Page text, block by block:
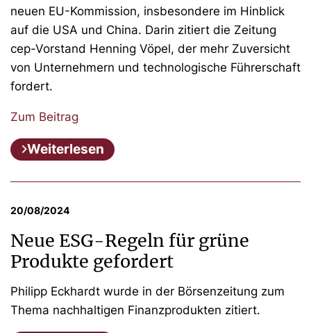
neuen EU-Kommission, insbesondere im Hinblick
auf die USA und China. Darin zitiert die Zeitung
cep-Vorstand Henning Vöpel, der mehr Zuversicht
von Unternehmern und technologische Führerschaft
fordert.
Zum Beitrag
Weiterlesen
20/08/2024
Neue ESG-Regeln für grüne
Produkte gefordert
Philipp Eckhardt wurde in der Börsenzeitung zum
Thema nachhaltigen Finanzprodukten zitiert.